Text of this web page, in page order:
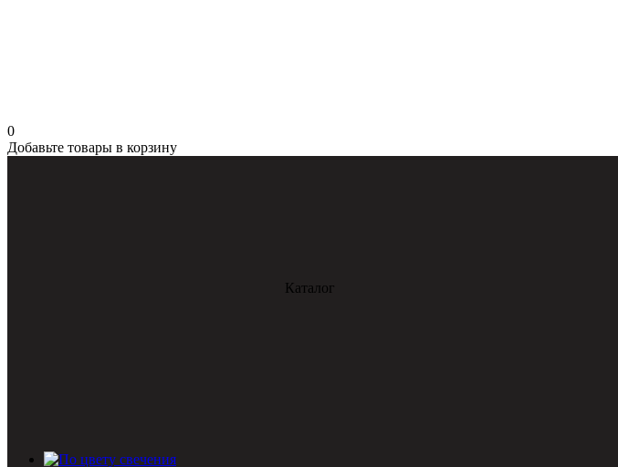
0
Добавьте товары в корзину
Каталог